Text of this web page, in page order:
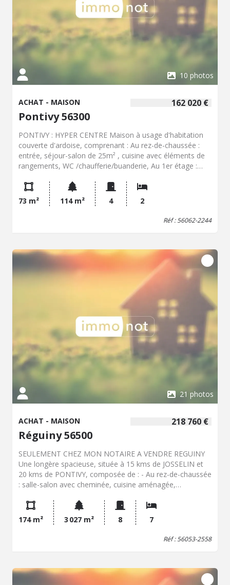
10 photos
162 020 €
ACHAT - MAISON
Pontivy 56300
PONTIVY : HYPER CENTRE Maison à usage d'habitation
couverte d'ardoise, comprenant : Au rez-de-chaussée :
entrée, séjour-salon de 25m² , cuisine avec éléments de
rangements, WC /chaufferie/buanderie, Au 1er étage :
mi-palier : salle de bains avec WC, Au 2nd étage : palier,
deux chambres mansardées, grenier de rangement, Cour
exposée au SUD dans laquelle se trouve une dépendance
73 m² 114 m² 4 2
Réf : 56062-2244
21 photos
218 760 €
ACHAT - MAISON
Réguiny 56500
SEULEMENT CHEZ MON NOTAIRE A VENDRE REGUINY
Une longère spacieuse, située à 15 kms de JOSSELIN et
20 kms de PONTIVY, composée de : - Au rez-de-chaussée
: salle-salon avec cheminée, cuisine aménagée,
garage, - A l'étage : palier, cinq chambres, salle de
bains/WC. Carport Box à chevaux et débarras Terrain
attenant arboré et clôturé d'environ 3000m²
174 m² 3 027 m² 8 7
Réf : 56053-2558